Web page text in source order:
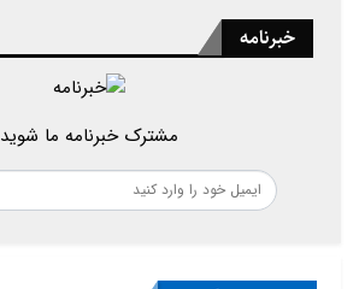
خبرنامه
مشترک خبرنامه ما شوید